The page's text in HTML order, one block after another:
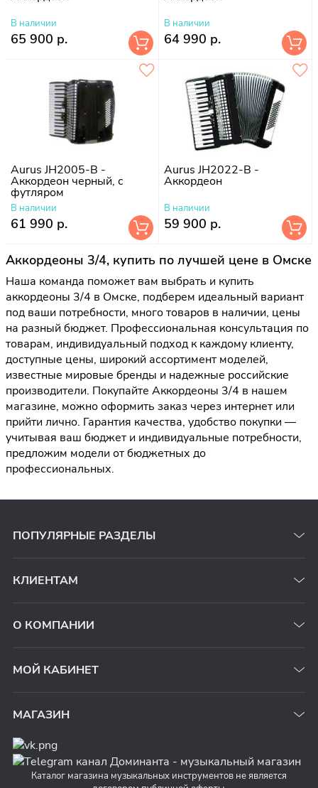
В наличии
65 900 р.
В наличии
64 990 р.
Aurus JH2005-B -
Аккордеон черный, с
футляром
В наличии
61 990 р.
Aurus JH2022-B -
Аккордеон
В наличии
59 900 р.
Аккордеоны 3/4, купить по лучшей цене в Омске
Наша команда поможет вам выбрать и купить
аккордеоны 3/4 в Омске, подберем идеальный вариант
под ваши потребности, много товаров в наличии, цены
на разный бюджет. Профессиональная консультация по
товарам, индивидуальный подход к каждому клиенту,
доступные цены, широкий ассортимент моделей,
известные мировые бренды и надежные российские
производители. Покупайте Аккордеоны 3/4 в нашем
магазине, можно оформить заказ через интернет или
прийти лично. Гарантия качества, удобство покупки —
учитывая ваш бюджет и индивидуальные потребности,
предложим модели от бюджетных до
профессиональных.
ПОПУЛЯРНЫЕ РАЗДЕЛЫ
КЛИЕНТАМ
О КОМПАНИИ
МОЙ КАБИНЕТ
МАГАЗИН
Каталог магазина музыкальных инструментов не является